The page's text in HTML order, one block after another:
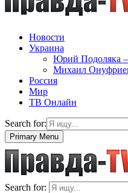
Новости
Украина
Юрий
Михаил
Россия
Мир
ТВ Онлайн
Search for:
Primary Menu
Search for: